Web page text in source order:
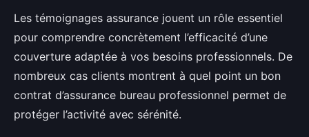
Les témoignages assurance jouent un rôle essentiel
pour comprendre concrètement l’efficacité d’une
couverture adaptée à vos besoins professionnels. De
nombreux cas clients montrent à quel point un bon
contrat d’assurance bureau professionnel permet de
protéger l’activité avec sérénité.